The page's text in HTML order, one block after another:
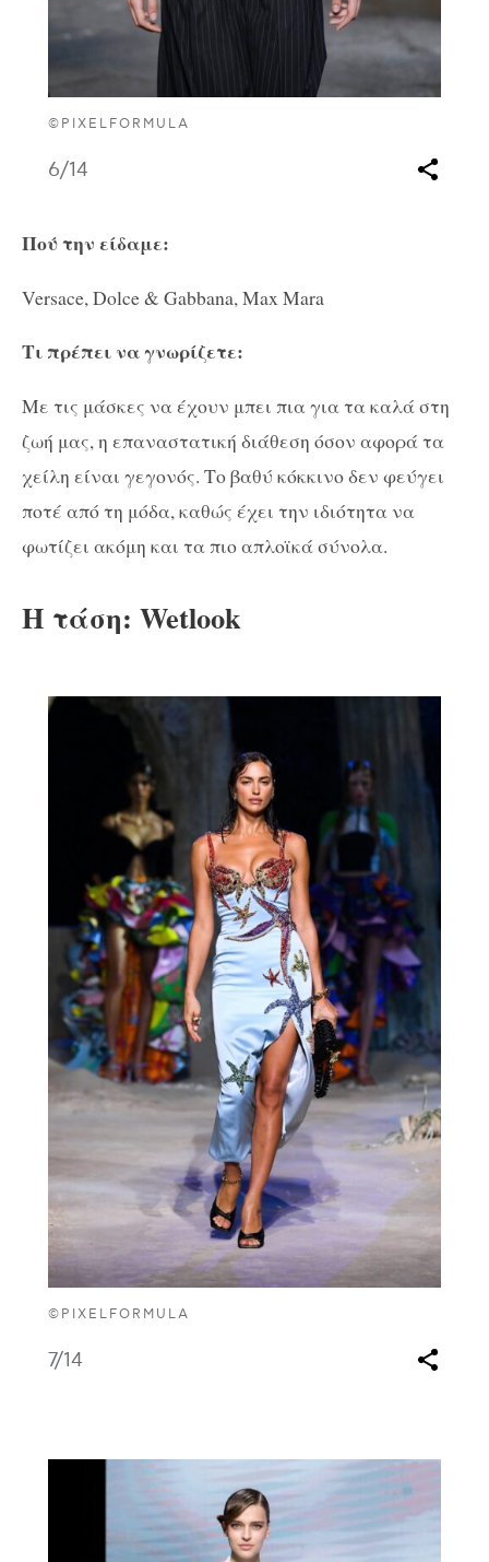
©PIXELFORMULA
6/14
Πού την είδαμε:
Versace, Dolce & Gabbana, Max Mara
Τι πρέπει να γνωρίζετε:
Με τις μάσκες να έχουν μπει πια για τα καλά στη
ζωή μας, η επαναστατική διάθεση όσον αφορά τα
χείλη είναι γεγονός. Το βαθύ κόκκινο δεν φεύγει
ποτέ από τη μόδα, καθώς έχει την ιδιότητα να
φωτίζει ακόμη και τα πιο απλοϊκά σύνολα.
Η τάση: Wetlook
©PIXELFORMULA
7/14